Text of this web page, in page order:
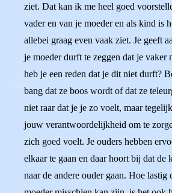
ziet. Dat kan ik me heel goed
vader en van je moeder en als kind is
allebei graag even vaak ziet. Je geeft
je moeder durft te zeggen dat je vaker
heb je een reden dat je dit niet durft?
bang dat ze boos wordt of dat ze
niet raar dat je je zo voelt, maar
jouw verantwoordelijkheid om te
zich goed voelt. Je ouders hebben
elkaar te gaan en daar hoort bij dat de
naar de andere ouder gaan. Hoe